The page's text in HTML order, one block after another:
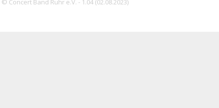
© Concert Band Ruhr e.V. - 1.04 (02.08.2023)